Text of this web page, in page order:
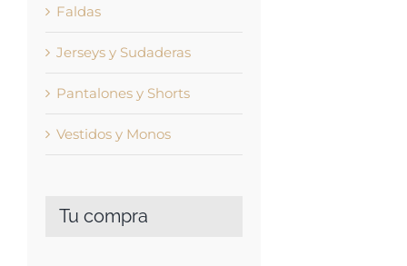
Faldas
Jerseys y Sudaderas
Pantalones y Shorts
Vestidos y Monos
Tu compra